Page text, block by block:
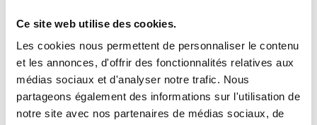
Ce site web utilise des cookies.
Les cookies nous permettent de personnaliser le contenu
et les annonces, d'offrir des fonctionnalités relatives aux
médias sociaux et d'analyser notre trafic. Nous
partageons également des informations sur l'utilisation de
notre site avec nos partenaires de médias sociaux, de
lorsque les clients déclarent que leur batterie se
décharge extrêmement rapidement. Je dirais donc
qu'ils sont tous importants à un moment précis.
Je n'enlèverais rien. Je ne supprimerais